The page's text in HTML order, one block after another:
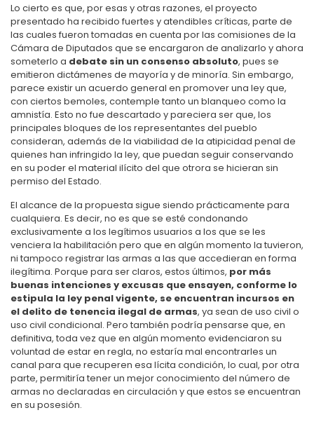
Lo cierto es que, por esas y otras razones, el proyecto
presentado ha recibido fuertes y atendibles críticas, parte de
las cuales fueron tomadas en cuenta por las comisiones de la
Cámara de Diputados que se encargaron de analizarlo y ahora
someterlo a debate sin un consenso absoluto, pues se
emitieron dictámenes de mayoría y de minoría. Sin embargo,
parece existir un acuerdo general en promover una ley que,
con ciertos bemoles, contemple tanto un blanqueo como la
amnistía. Esto no fue descartado y pareciera ser que, los
principales bloques de los representantes del pueblo
consideran, además de la viabilidad de la atipicidad penal de
quienes han infringido la ley, que puedan seguir conservando
en su poder el material ilícito del que otrora se hicieran sin
permiso del Estado.
El alcance de la propuesta sigue siendo prácticamente para
cualquiera. Es decir, no es que se esté condonando
exclusivamente a los legítimos usuarios a los que se les
venciera la habilitación pero que en algún momento la tuvieron,
ni tampoco registrar las armas a las que accedieran en forma
ilegítima. Porque para ser claros, estos últimos, por más
buenas intenciones y excusas que ensayen, conforme lo
estipula la ley penal vigente, se encuentran incursos en
el delito de tenencia ilegal de armas, ya sean de uso civil o
uso civil condicional. Pero también podría pensarse que, en
definitiva, toda vez que en algún momento evidenciaron su
voluntad de estar en regla, no estaría mal encontrarles un
canal para que recuperen esa lícita condición, lo cual, por otra
parte, permitiría tener un mejor conocimiento del número de
armas no declaradas en circulación y que estos se encuentran
en su posesión.